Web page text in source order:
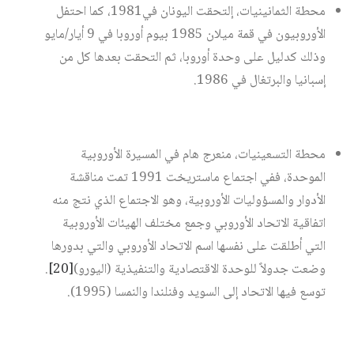
محطة الثمانينيات، إلتحقت اليونان في1981، كما احتفل
الأوروبيون في قمة ميلان 1985 بيوم أوروبا في 9 أيار/مايو
وذلك كدليل على وحدة أوروبا، ثم التحقت بعدها كل من
إسبانيا والبرتغال في 1986.
محطة التسعينيات، منعرج هام في المسيرة الأوروبية
الموحدة، ففي اجتماع ماستريخت 1991 تمت مناقشة
الأدوار والمسؤوليات الأوروبية، وهو الاجتماع الذي نتج منه
اتفاقية الاتحاد الأوروبي وجمع مختلف الهيئات الأوروبية
التي أطلقت على نفسها اسم الاتحاد الأوروبي والتي بدورها
وضعت جدولاً للوحدة الاقتصادية والتنفيذية (اليورو)‏[20]
.
توسع فيها الاتحاد إلى السويد وفنلندا والنمسا (1995).